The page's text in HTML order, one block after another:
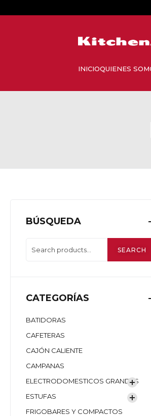
BÚSQUEDA
SEARCH
CATEGORÍAS
BATIDORAS
CAFETERAS
CAJÓN CALIENTE
CAMPANAS
ELECTRODOMESTICOS GRANDES
ESTUFAS
FRIGOBARES Y COMPACTOS